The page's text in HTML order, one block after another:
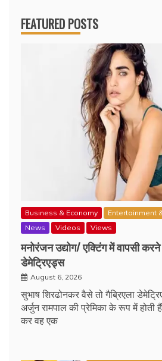
FEATURED POSTS
Business & Economy Entertainment
News
Videos Views
मनोरंजन उद्योग/ एक्टिंग में वापसी करने
डेमेट्रिएड्स
August 6, 2026
सुभाष शिरढोनकर वैसे तो गैब्रिएला
अर्जुन रामपाल की प्रेमिका के रूप में
कर वह एक